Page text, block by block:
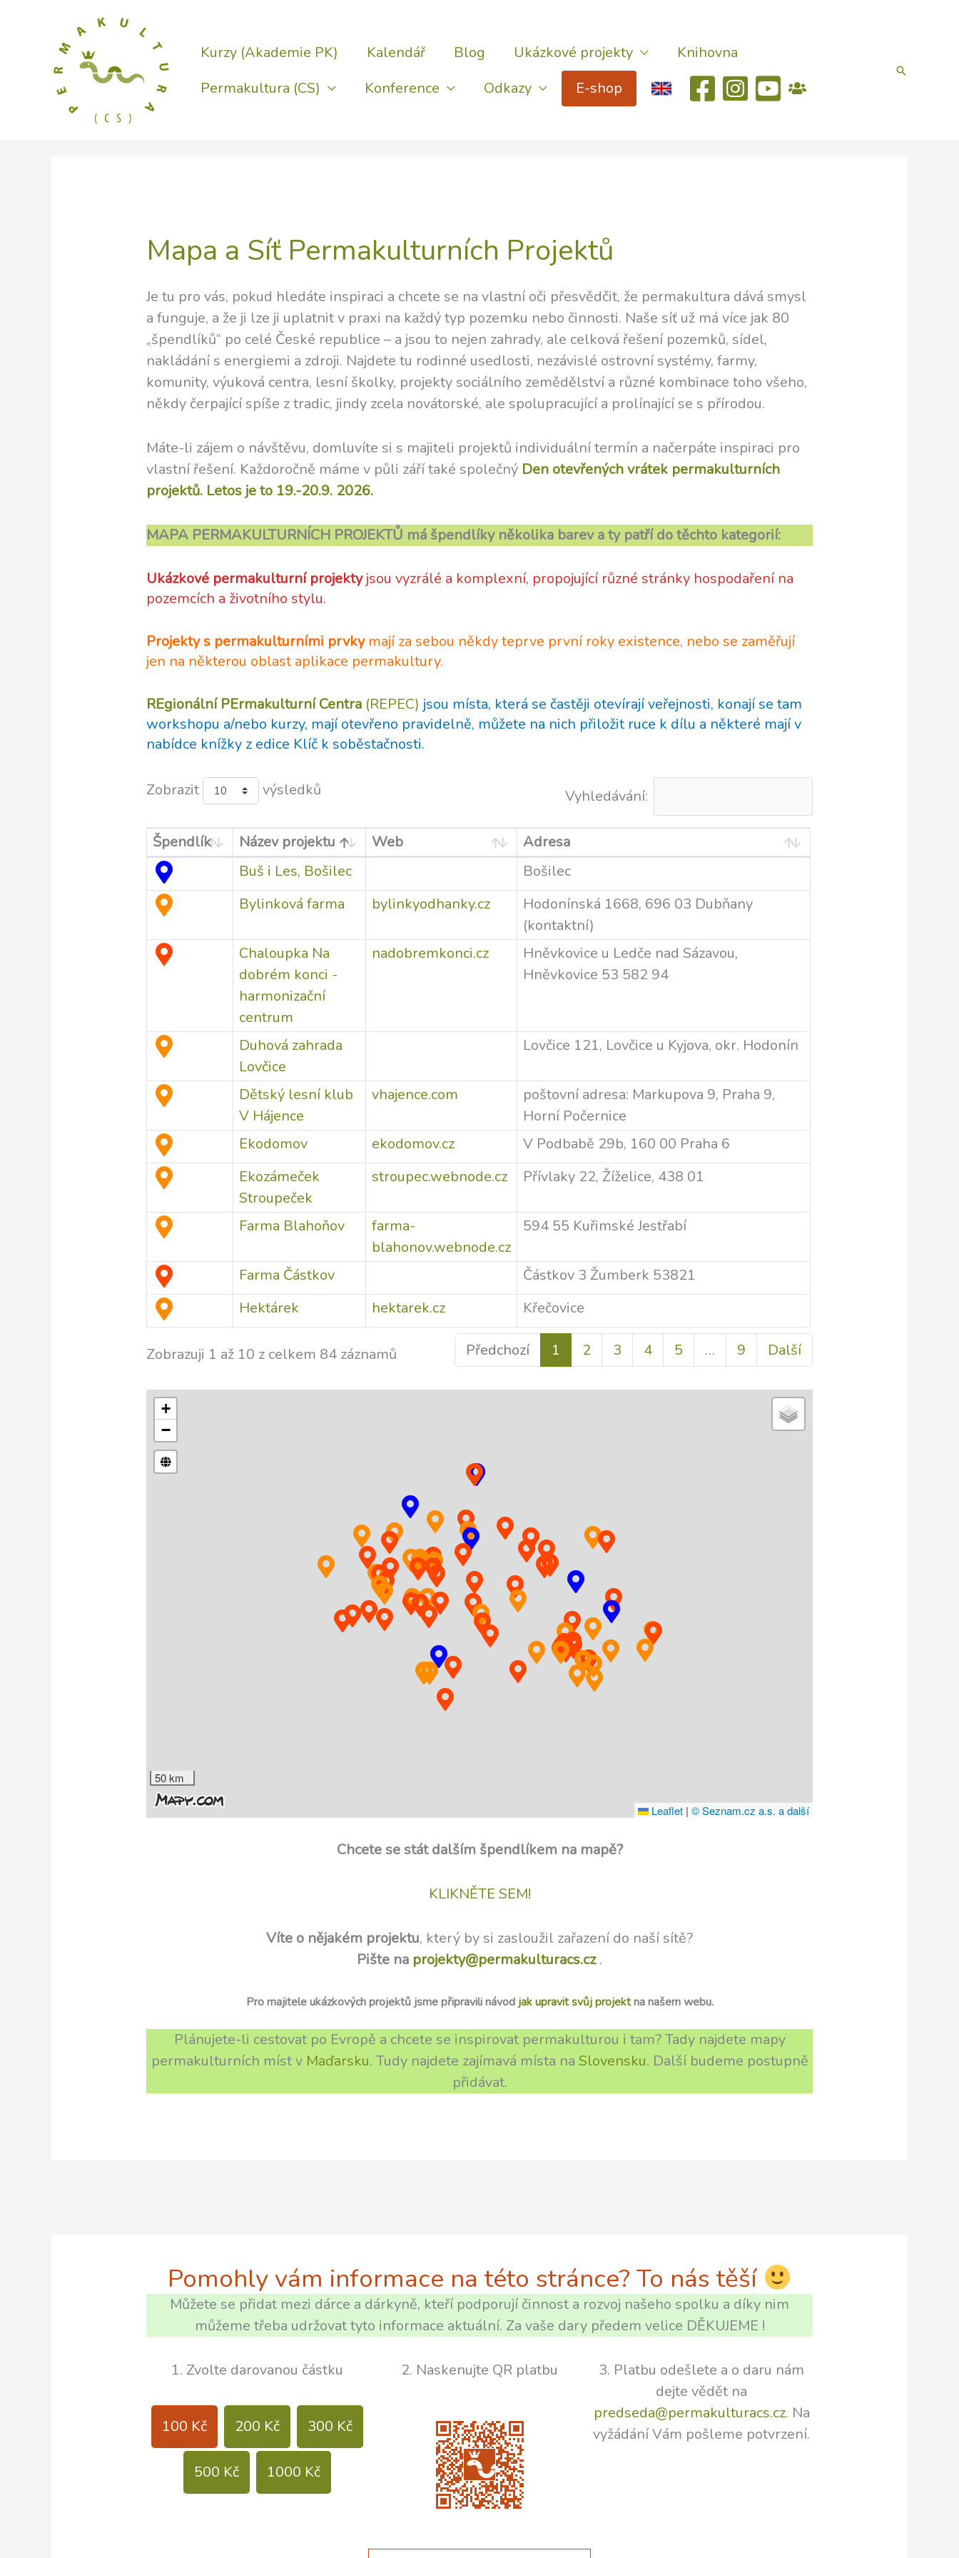
Kurzy (Akademie PK) Kalendář Blog Ukázkové projekty
Knihovna
Permakultura (CS)
Konference Odkazy E-shop
Hledat
Mapa a Síť Permakulturních Projektů
Je tu pro vás, pokud hledáte inspiraci a chcete se na vlastní oči přesvědčit, že permakultura dává smysl
a funguje, a že ji lze ji uplatnit v praxi na každý typ pozemku nebo činnosti. Naše síť už má více jak 80
„špendlíků“ po celé České republice – a jsou to nejen zahrady, ale celková řešení pozemků, sídel,
nakládání s energiemi a zdroji. Najdete tu rodinné usedlosti, nezávislé ostrovní systémy, farmy,
komunity, výuková centra, lesní školky, projekty sociálního zemědělství a různé kombinace toho všeho,
někdy čerpající spíše z tradic, jindy zcela novátorské, ale spolupracující a prolínající se s přírodou.
Máte-li zájem o návštěvu, domluvíte si s majiteli projektů individuální termín a načerpáte inspiraci pro
vlastní řešení. Každoročně máme v půli září také společný Den otevřených vrátek permakulturních
projektů. Letos je to 19.-20.9. 2026.
MAPA PERMAKULTURNÍCH PROJEKTŮ má špendlíky několika barev a ty patří do těchto kategorií:
Ukázkové permakulturní projektyjsou vyzrálé a komplexní, propojující různé stránky hospodaření na
pozemcích a životního stylu.
Projekty s permakulturními prvky mají za sebou někdy teprve první roky existence, nebo se zaměřují
jen na některou oblast aplikace permakultury.
REgionální PErmakulturní Centra (REPEC) jsou místa, která se častěji otevírají veřejnosti, konají se tam
workshopu a/nebo kurzy, mají otevřeno pravidelně, můžete na nich přiložit ruce k dílu a některé mají v
nabídce knížky z edice Klíč k soběstačnosti.
Zobrazit výsledků Vyhledávání:
Špendlík Název projektu Web
Adresa
Buš i Les, Bošilec
Bošilec
Bylinková farma
bylinkyodhanky.cz
Hodonínská 1668, 696 03 Dubňany
(kontaktní)
Chaloupka Na
dobrém konci -
harmonizační
centrum
nadobremkonci.cz
Hněvkovice u Ledče nad Sázavou,
Hněvkovice 53 582 94
Duhová zahrada
Lovčice
Lovčice 121, Lovčice u Kyjova, okr. Hodonín
Dětský lesní klub
V Hájence
vhajence.com
poštovní adresa: Markupova 9, Praha 9,
Horní Počernice
Ekodomov
ekodomov.cz
V Podbabě 29b, 160 00 Praha 6
Ekozámeček
Stroupeček
stroupec.webnode.cz Přívlaky 22, Žíželice, 438 01
Farma Blahoňov
farma-
blahonov.webnode.cz
594 55 Kuřimské Jestřabí
Farma Částkov
Částkov 3 Žumberk 53821
Hektárek
hektarek.cz Křečovice
Zobrazuji 1 až 10 z celkem 84 záznamů Předchozí 1 2 3 4 5 … 9 Další
+
−
50 km
Leaflet | © Seznam.cz a.s. a další
Chcete se stát dalším špendlíkem na mapě?
KLIKNĚTE SEM!
Víte o nějakém projektu, který by si zasloužil zařazení do naší sítě?
Pište na projekty@permakulturacs.cz.
Pro majitele ukázkových projektů jsme připravili návod jak upravit svůj projektna našem webu.
Plánujete-li cestovat po Evropě a chcete se inspirovat permakulturou i tam? Tady najdete mapy
permakulturních míst v Maďarsku. Tudy najdete zajímavá místa na Slovensku. Další budeme postupně
přidávat.
Pomohly vám informace na této stránce? To nás těší
Můžete se přidat mezi dárce a dárkyně, kteří podporují činnost a rozvoj našeho spolku a díky nim
můžeme třeba udržovat tyto informace aktuální. Za vaše dary předem velice DĚKUJEME !
1. Zvolte darovanou částku
100 Kč 200 Kč 300 Kč
500 Kč 1000 Kč
2. Naskenujte QR platbu
3. Platbu odešlete a o daru nám
dejte vědět na
predseda@permakulturacs.cz. Na
vyžádání Vám pošleme potvrzení.